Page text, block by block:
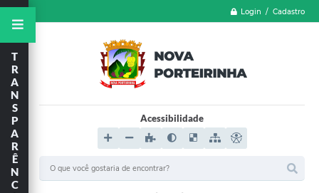
Login / Cadastro
Acessibilidade
T
R
A
N
S
P
A
R
Ê
N
C